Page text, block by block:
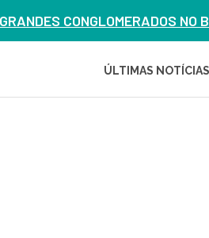
CONGLOMERADOS
ÚLTIMAS NOTÍCIAS